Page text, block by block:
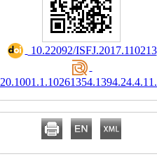
‎ 10.22092/ISFJ.2017.110213